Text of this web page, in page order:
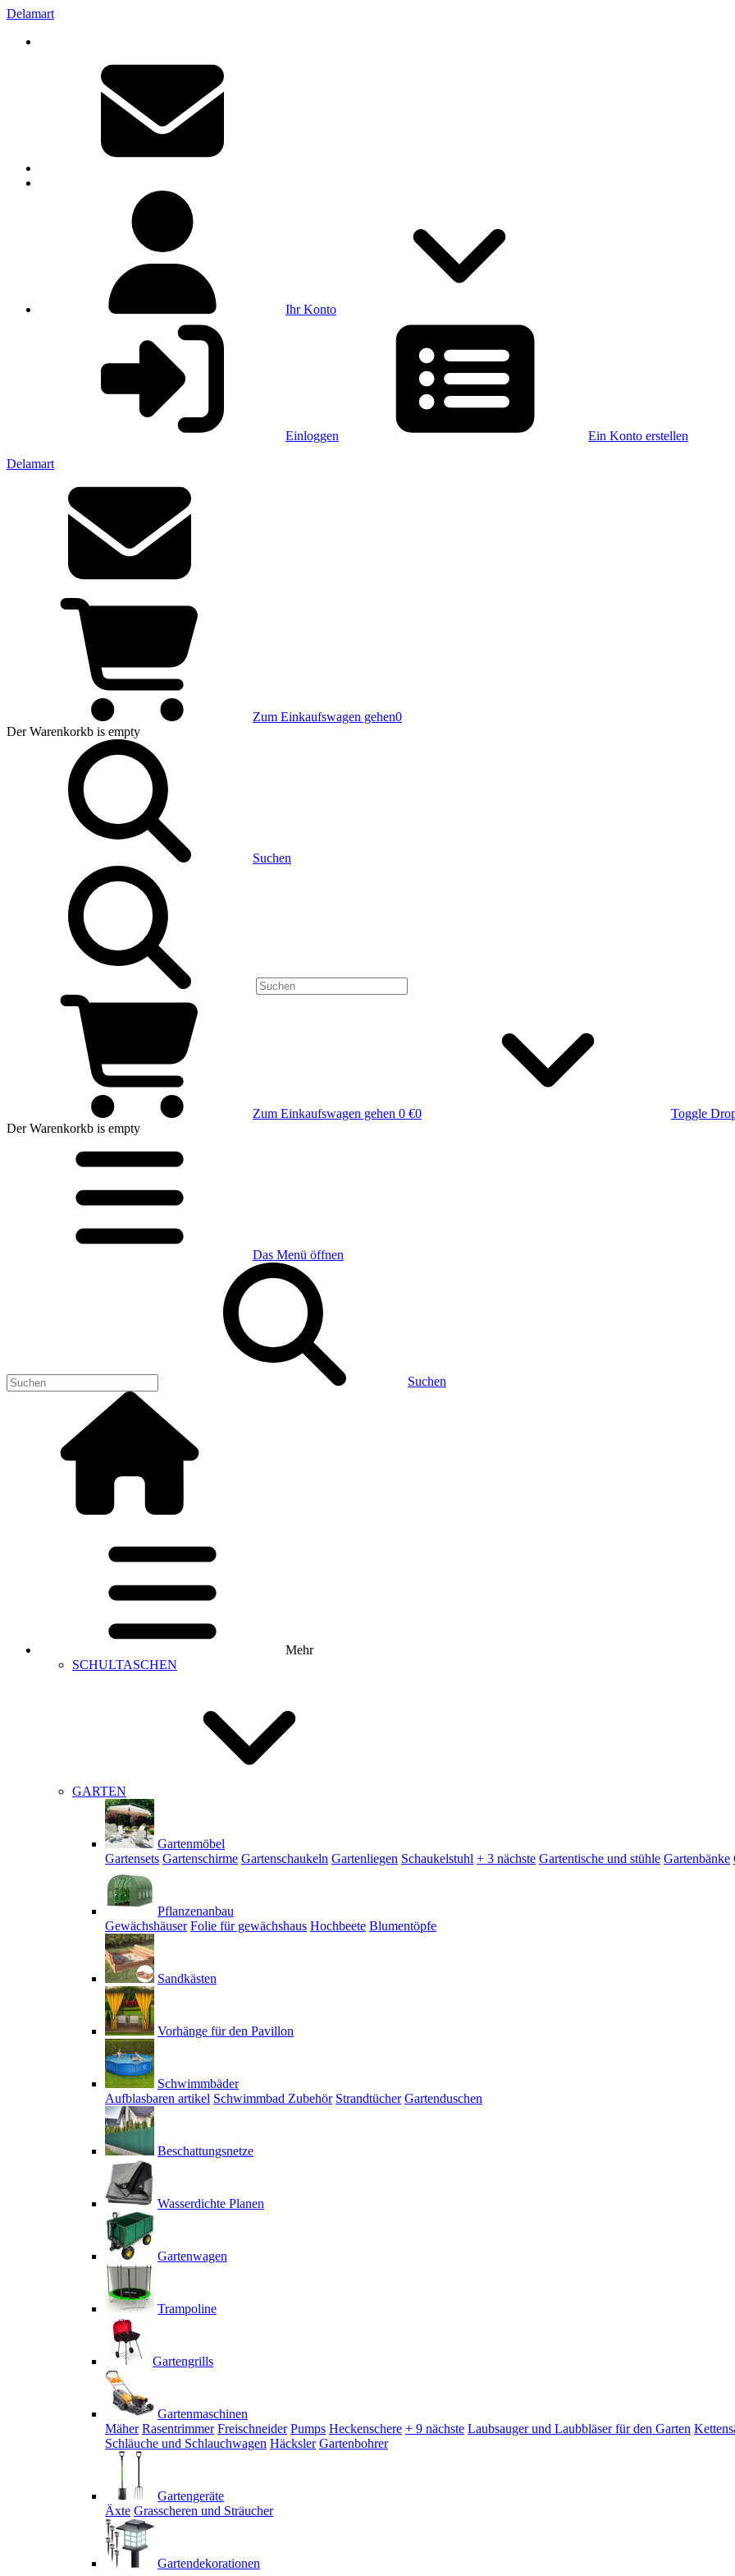
Delamart
Ihr Konto
Einloggen Ein Konto erstellen
Delamart
Zum Einkaufswagen gehen0
Der Warenkorkb is empty
Suchen
Zum Einkaufswagen gehen 0 €0
Toggle
Der Warenkorkb is empty
Das Menü öffnen
Suchen
Mehr
SCHULTASCHEN
GARTEN
Gartenmöbel
Gartensets Gartenschirme Gartenschaukeln Gartenliegen Schaukelstuhl + 3 nächste Gartentische und stühle Gartenbänke
Pflanzenanbau
Gewächshäuser Folie für gewächshaus Hochbeete Blumentöpfe
Sandkästen
Vorhänge für den Pavillon
Schwimmbäder
Aufblasbaren artikel Schwimmbad Zubehör Strandtücher Gartenduschen
Beschattungsnetze
Wasserdichte Planen
Gartenwagen
Trampoline
Gartengrills
Gartenmaschinen
Mäher Rasentrimmer Freischneider Pumps Heckenschere + 9 nächste Laubsauger und Laubbläser für den Garten
Schläuche und Schlauchwagen Häcksler Gartenbohrer
Gartengeräte
Äxte Grasscheren und Sträucher
Gartendekorationen